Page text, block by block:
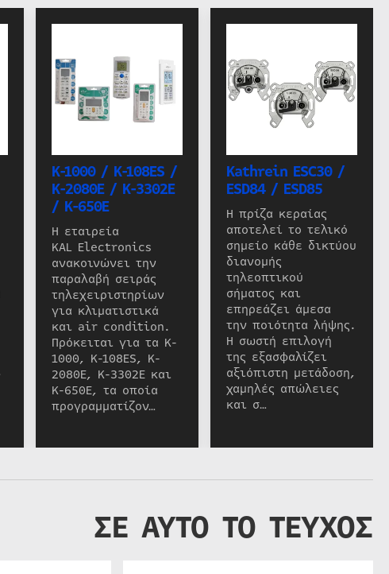
K-1000 / K-108ES /
K-2080E / K-3302E
/ K-650E
Η εταιρεία
KAL Electronics
ανακοινώνει την
παραλαβή σειράς
τηλεχειριστηρίων
για κλιματιστικά
και air condition.
Πρόκειται για τα K-
1000, K-108ES, K-
2080E, K-3302E και
K-650E, τα οποία
προγραμματίζον…
Kathrein ESC30 /
ESD84 / ESD85
Η πρίζα κεραίας
αποτελεί το τελικό
σημείο κάθε δικτύου
διανομής
τηλεοπτικού
σήματος και
επηρεάζει άμεσα
την ποιότητα λήψης.
Η σωστή επιλογή
της εξασφαλίζει
αξιόπιστη μετάδοση,
χαμηλές απώλειες
και σ…
ΣΕ ΑΥΤΟ ΤΟ ΤΕΥΧΟΣ